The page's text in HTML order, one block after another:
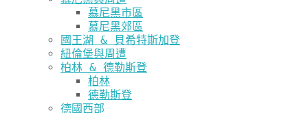
慕尼黑市區
慕尼黑郊區
國王湖 & 貝希特斯加登
紐倫堡與周遭
柏林 & 德勒斯登
柏林
德勒斯登
德國西部